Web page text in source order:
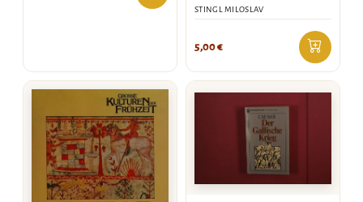
STINGL MILOSLAV
5,00€